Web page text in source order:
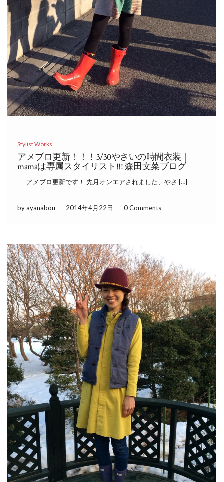
Stylist Works
アメブロ更新！！！3/30やさいの時間衣装｜
mamaは専属スタイリスト!!! 森田文菜ブログ
アメブロ更新です！ 先月オンエアされました、やさ […]
by ayanabou - 2014年4月22日 - 0 Comments